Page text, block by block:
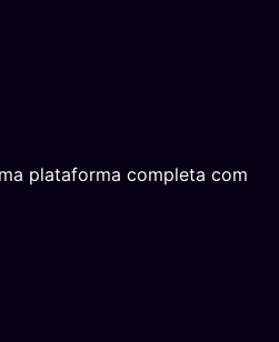
plataforma completa com